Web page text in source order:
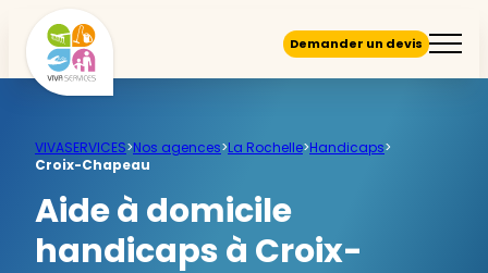
Demander un devis
VIVASERVICES>Nos agences>La Rochelle>Handicaps>
Croix-Chapeau
Aide à domicile
handicaps à Croix-